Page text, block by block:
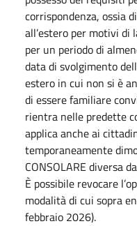
corrispondenza, ossia
all’estero per motivi di
per un periodo di
data di svolgimento
estero in cui non si è
di essere familiare
rientra nelle predette
applica anche ai
temporaneamente
CONSOLARE diversa
È possibile revocare
modalità di cui sopra
febbraio 2026).